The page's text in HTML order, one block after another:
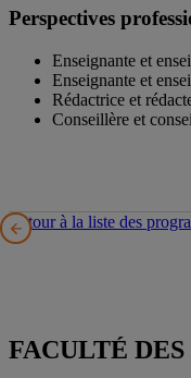
Perspectives
Enseignante et
Enseignante et
Rédactrice et
Conseillère et
Retour à la liste des
FACULTÉ